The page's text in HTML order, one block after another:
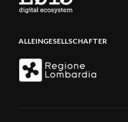
ALLEINGESELLSCHAFTER